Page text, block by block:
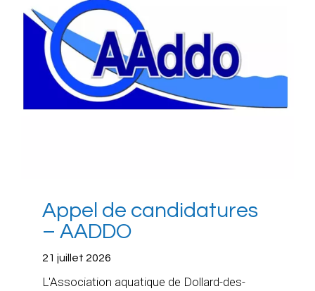
Appel de candidatures
– AADDO
21 juillet 2026
L'Association aquatique de Dollard-des-